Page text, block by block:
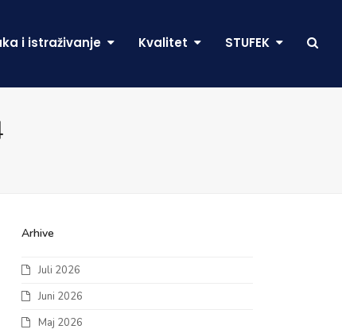
i istraživanje Kvalitet STUFEK
Arhive
Juli 2026
Juni 2026
Maj 2026